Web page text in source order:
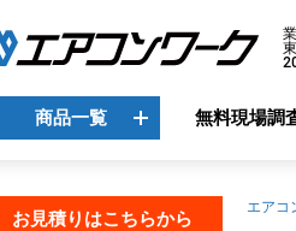
商品一覧
商品一覧
無料現場調
エアコ
お見積りはこちらから